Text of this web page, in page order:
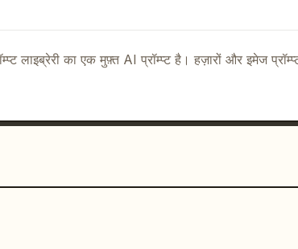
लाइब्रेरी का एक मुफ़्त AI प्रॉम्प्ट है। हज़ारों और इमेज